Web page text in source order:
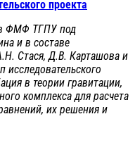
проекта
ФМФ ТГПУ под
и в составе
Стася, Д.В. Карташова и
исследовательского
в теории гравитации,
комплекса для расчета
их решения и